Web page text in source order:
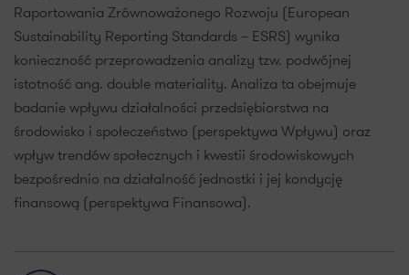
Raportowania Zrównoważonego Rozwoju (European
Sustainability Reporting Standards – ESRS) wynika
konieczność przeprowadzenia analizy tzw. podwójnej
istotność ang. double materiality. Analiza ta obejmuje
badanie wpływu działalności przedsiębiorstwa na
środowisko i społeczeństwo (perspektywa Wpływu) oraz
wpływ trendów społecznych i kwestii środowiskowych
bezpośrednio na działalność jednostki i jej kondycję
finansową (perspektywa Finansowa).